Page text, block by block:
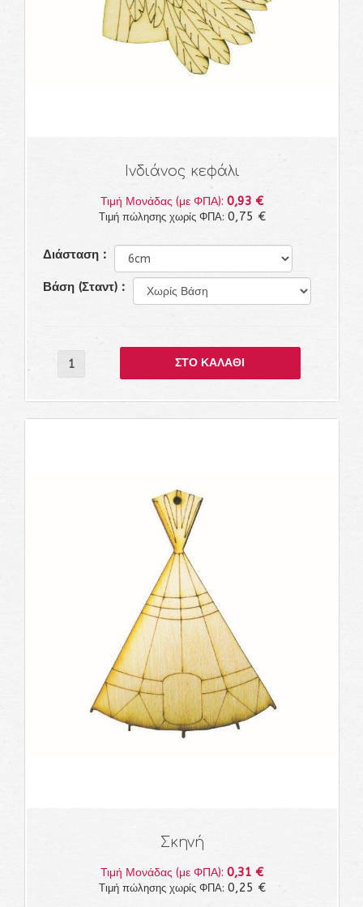
Ινδιάνος κεφάλι
Τιμή Μονάδας (με ΦΠΑ): 0,93 €
Τιμή πώλησης χωρίς ΦΠΑ: 0,75 €
Διάσταση :
Βάση (Σταντ) :
Σκηνή
Τιμή Μονάδας (με ΦΠΑ): 0,31 €
Τιμή πώλησης χωρίς ΦΠΑ: 0,25 €